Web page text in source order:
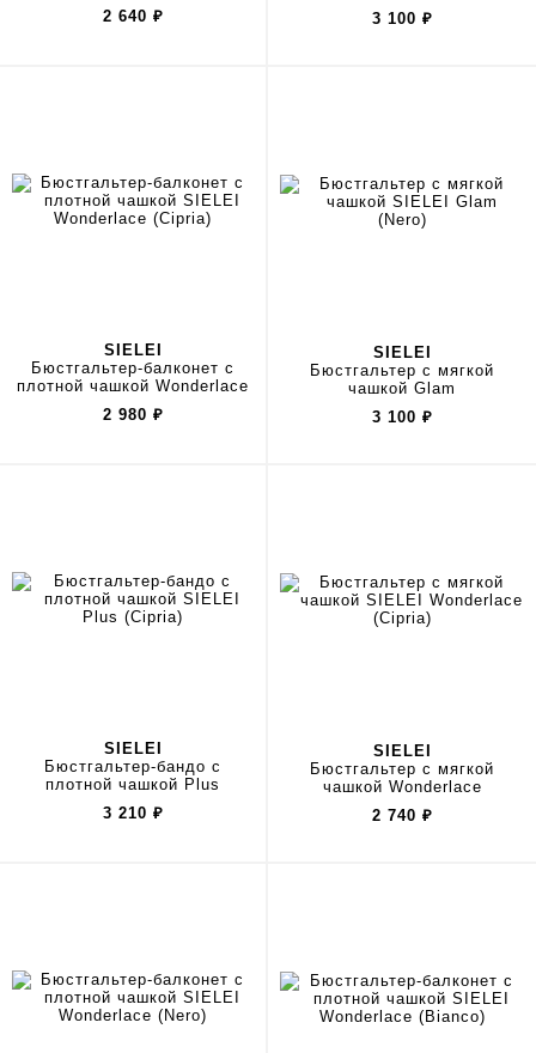
2 640 ₽
3 100 ₽
SIELEI
Бюстгальтер-балконет с
плотной чашкой Wonderlace
2 980 ₽
SIELEI
Бюстгальтер с мягкой
чашкой Glam
3 100 ₽
SIELEI
Бюстгальтер-бандо с
плотной чашкой Plus
3 210 ₽
SIELEI
Бюстгальтер с мягкой
чашкой Wonderlace
2 740 ₽